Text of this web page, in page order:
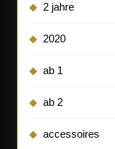
2 jahre
2020
ab 1
ab 2
accessoires